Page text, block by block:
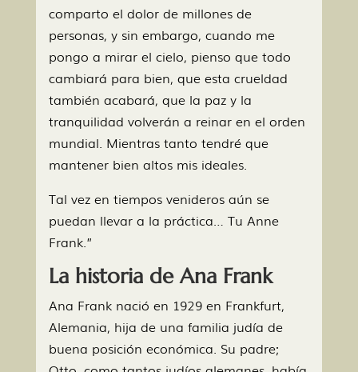
comparto el dolor de millones de
personas, y sin embargo, cuando me
pongo a mirar el cielo, pienso que todo
cambiará para bien, que esta crueldad
también acabará, que la paz y la
tranquilidad volverán a reinar en el orden
mundial. Mientras tanto tendré que
mantener bien altos mis ideales.
Tal vez en tiempos venideros aún se
puedan llevar a la práctica… Tu Anne
Frank.”
La historia de Ana Frank
Ana Frank nació en 1929 en Frankfurt,
Alemania, hija de una familia judía de
buena posición económica. Su padre;